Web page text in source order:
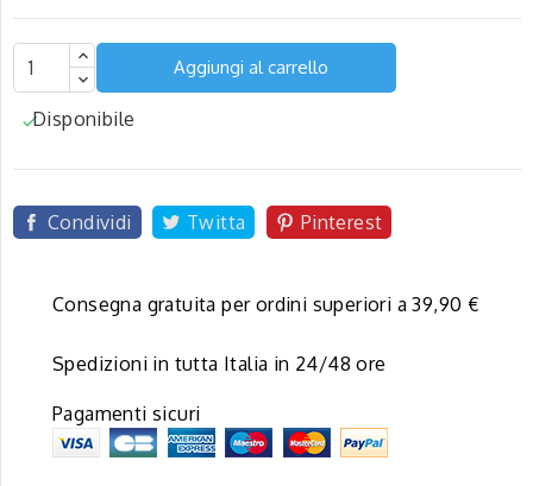
Aggiungi al carrello
Disponibile
Condividi Twitta Pinterest
Consegna gratuita per ordini superiori a 39,90 €
Spedizioni in tutta Italia in 24/48 ore
Pagamenti sicuri